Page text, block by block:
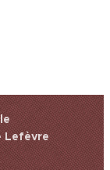
Lefèvre